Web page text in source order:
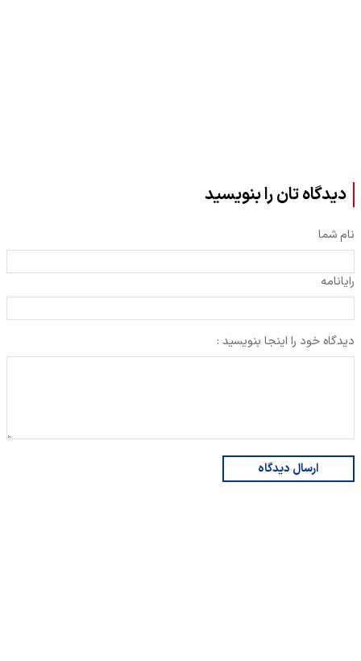
دیدگاه تان را بنویسید
نام شما
رایانامه
دیدگاه خود را اینجا بنویسید :
ارسال دیدگاه